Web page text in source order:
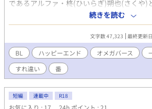
であるアルファ・柊(ひいらぎ)朔也(さくや)
メガ・一宮(いちみや)望(のぞむ)は、周囲に
り、幼馴染である。望は朔也がアルファに
きっかけでオメガへと転換した「転化型オ
「望をオメガにしてしまった」という罪悪
本能によるもので、真実ではないのでは」と
た。 一方の望も、朔也の愛がいつか冷め、
うになってしまうのではないかという不安と
が「番」のせいで信じてもらえないことへ
そんな折、朔也は望が先輩俳優に「番にな
い。彼を恨んでる」と話しているのを聞い
続きを読む
文字数 47,323 最終更新
BL ハッピーエンド オメガバース
すれ違い
番
短編 連載中 R18
お気に入り : 17 24h.ポイント : 21